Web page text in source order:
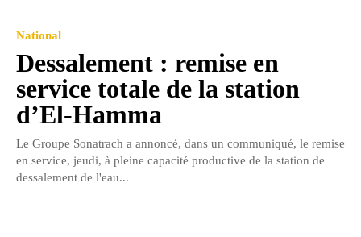
National
Dessalement : remise en
service totale de la station
d’El-Hamma
Le Groupe Sonatrach a annoncé, dans un communiqué, le remise
en service, jeudi, à pleine capacité productive de la station de
dessalement de l'eau...